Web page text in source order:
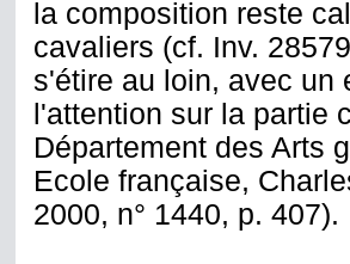
la composition reste
cavaliers (cf. Inv.
s'étire au loin, avec un
l'attention sur la partie
Département des Arts
Ecole française,
2000, n° 1440, p. 407).